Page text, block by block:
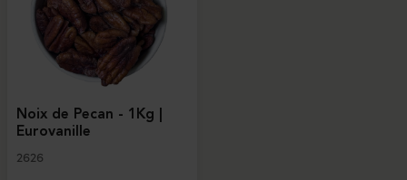
Noix de Pecan - 1Kg |
Eurovanille
2626